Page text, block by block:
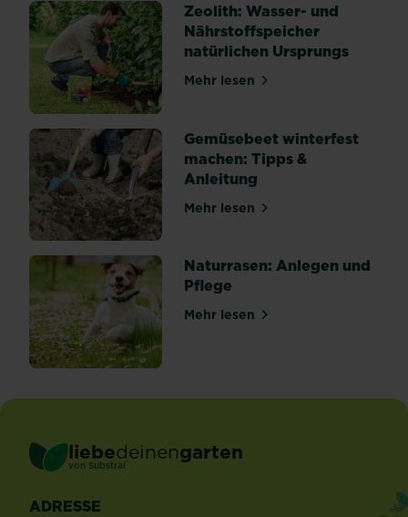
Zeolith: Wasser- und
Nährstoffspeicher
natürlichen Ursprungs
Mehr lesenüber Zeolith: Wasser- und
Gemüsebeet winterfest
machen: Tipps &
Anleitung
Mehr lesenüber Gemüsebeet
Naturrasen: Anlegen und
Pflege
Mehr lesenüber Naturrasen: Anlegen
liebedeinengarten
von Substral ®
ADRESSE